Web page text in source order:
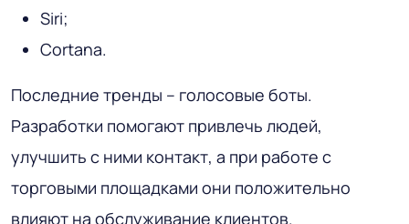
Siri;
Cortana.
Последние тренды – голосовые боты.
Разработки помогают привлечь людей,
улучшить с ними контакт, а при работе с
торговыми площадками они положительно
влияют на обслуживание клиентов.